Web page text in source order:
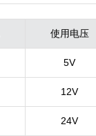
使用电压
5V
12V
24V